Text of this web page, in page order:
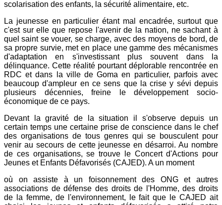
scolarisation des enfants, la sécurité alimentaire, etc.
La jeunesse en particulier étant mal encadrée, surtout que
c'est sur elle que repose l'avenir de la nation, ne sachant à
quel saint se vouer, se charge, avec des moyens de bord, de
sa propre survie, met en place une gamme des mécanismes
d'adaptation en s'investissant plus souvent dans la
délinquance. Cette réalité pourtant déplorable rencontrée en
RDC et dans la ville de Goma en particulier, parfois avec
beaucoup d'ampleur en ce sens que la crise y sévi depuis
plusieurs décennies, freine le développement socio-
économique de ce pays.
Devant la gravité de la situation il s'observe depuis un
certain temps une certaine prise de conscience dans le chef
des organisations de tous genres qui se bousculent pour
venir au secours de cette jeunesse en désarroi. Au nombre
de ces organisations, se trouve le Concert d'Actions pour
Jeunes et Enfants Défavorisés (CAJED). A un moment
où on assiste à un foisonnement des ONG et autres
associations de défense des droits de l'Homme, des droits
de la femme, de l'environnement, le fait que le CAJED ait